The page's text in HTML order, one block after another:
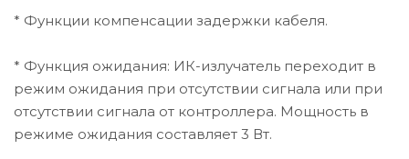
* Функции компенсации задержки кабеля.
* Функция ожидания: ИК-излучатель переходит в
режим ожидания при отсутствии сигнала или при
отсутствии сигнала от контроллера. Мощность в
режиме ожидания составляет 3 Вт.